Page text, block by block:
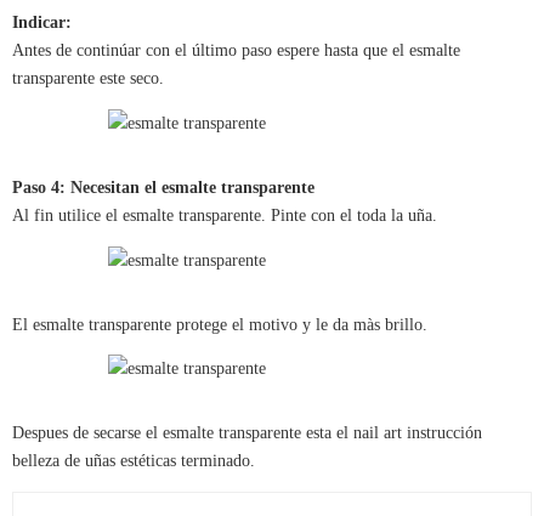
Indicar:
Antes de continúar con el último paso espere hasta que el esmalte
transparente este seco.
Paso 4: Necesitan el esmalte transparente
Al fin utilice el esmalte transparente. Pinte con el toda la uña.
El esmalte transparente protege el motivo y le da màs brillo.
Despues de secarse el esmalte transparente esta el nail art instrucción
belleza de uñas estéticas terminado.